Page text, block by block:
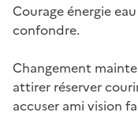
Courage énergie
confondre.
Changement
attirer réserver
accuser ami vision